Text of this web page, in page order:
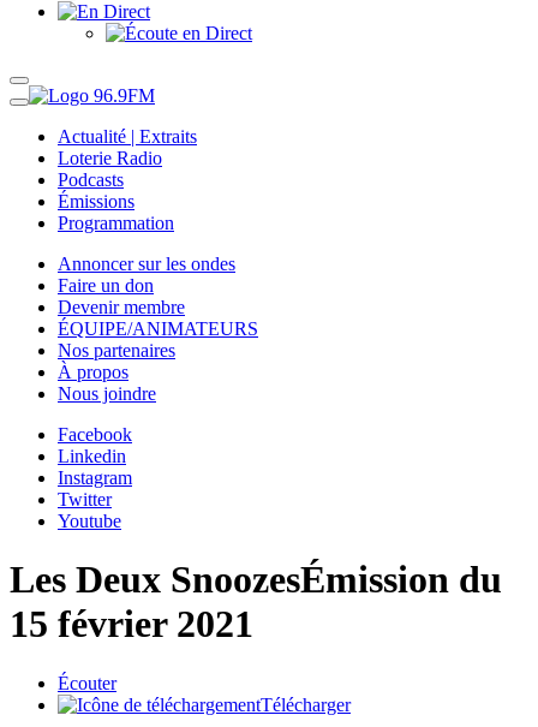
Actualité | Extraits
Loterie Radio
Podcasts
Émissions
Programmation
Annoncer sur les ondes
Faire un don
Devenir membre
ÉQUIPE/ANIMATEURS
Nos partenaires
À propos
Nous joindre
Facebook
Linkedin
Instagram
Twitter
Youtube
Les Deux SnoozesÉmission du
15 février 2021
Écouter
Télécharger